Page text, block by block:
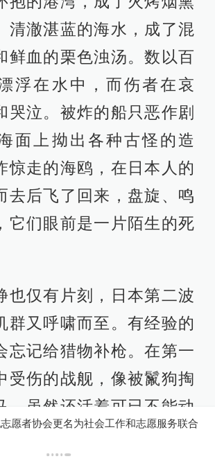
清澈湛蓝的海水，成了混
鲜血的栗色浊汤。数以百
浮在水中，而伤者在哀
哭泣。被炸的船只恶作剧
面上拗出各种古怪的造
惊走的海鸥，在日本人的
去后飞了回来，盘旋、鸣
它们眼前是一片陌生的死
也仅有片刻，日本第二波
群又呼啸而至。有经验的
忘记给猎物补枪。在第一
受伤的战舰，像被鬣狗掏
，虽然还活着可已不能动
由猎食者将自己撕成碎
”号顽强一些，它想冲出港
愿者协会更名为社会工作和志愿服务联合